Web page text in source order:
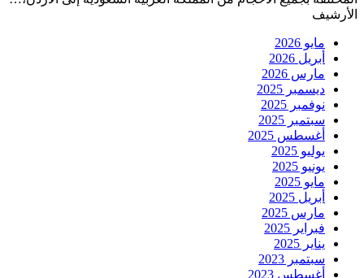
الأرشيف
مايو 2026
أبريل 2026
مارس 2026
ديسمبر 2025
نوفمبر 2025
سبتمبر 2025
أغسطس 2025
يوليو 2025
يونيو 2025
مايو 2025
أبريل 2025
مارس 2025
فبراير 2025
يناير 2025
سبتمبر 2023
أغسطس 2023